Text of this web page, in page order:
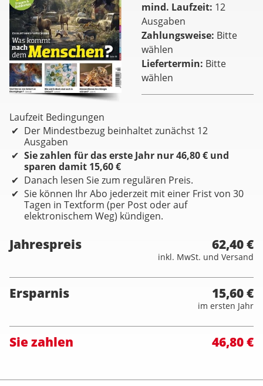
mind. Laufzeit 12
Ausgaben
Zahlungsweise Bitte
wählen
Liefertermin Bitte
wählen
Laufzeit Bedingungen
Der Mindestbezug beinhaltet zunächst 12
Ausgaben
Sie zahlen für das erste Jahr nur 46,80 € und
sparen damit 15,60 €
Danach lesen Sie zum regulären Preis.
Sie können Ihr Abo jederzeit mit einer Frist von 30
Tagen in Textform (per Post oder auf
elektronischem Weg) kündigen.
Jahrespreis 62,40 €
inkl. MwSt. und Versand
Ersparnis 15,60 €
im ersten Jahr
Sie zahlen 46,80 €